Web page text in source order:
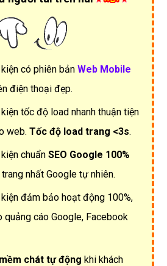
có phiên bản Web Mobile
điện thoại đẹp.
tốc độ load nhanh thuận tiện
web. Tốc độ load trang <3s.
chuẩn SEO Google 100%
nhất Google tự nhiên.
đảm bảo hoạt động 100%,
quảng cáo Google, Facebook
chát tự động khi khách